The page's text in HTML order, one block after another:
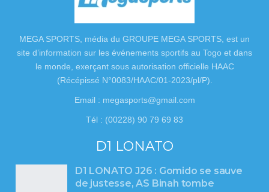
MEGA SPORTS, média du GROUPE MEGA SPORTS, est un
site d’information sur les événements sportifs au Togo et dans
le monde, exerçant sous autorisation officielle HAAC
(Récépissé N°0083/HAAC/01-2023/pl/P).
Email : megasports@gmail.com
Tél : (00228) 90 79 69 83
D1 LONATO
D1 LONATO J26 : Gomido se sauve
de justesse, AS Binah tombe